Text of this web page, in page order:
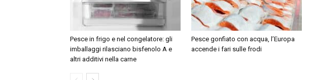
Pesce in frigo e nel congelatore: gli
imballaggi rilasciano bisfenolo A e
altri additivi nella carne
Pesce gonfiato con acqua, l’Europa
accende i fari sulle frodi